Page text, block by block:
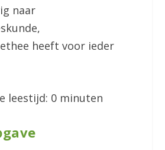
naar
heeft voor ieder
leestijd: 0 minuten